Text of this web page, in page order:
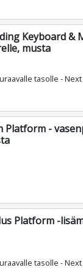
Keyboard &
musta
tasolle - Next
Platform -
Platform -
tasolle - Next